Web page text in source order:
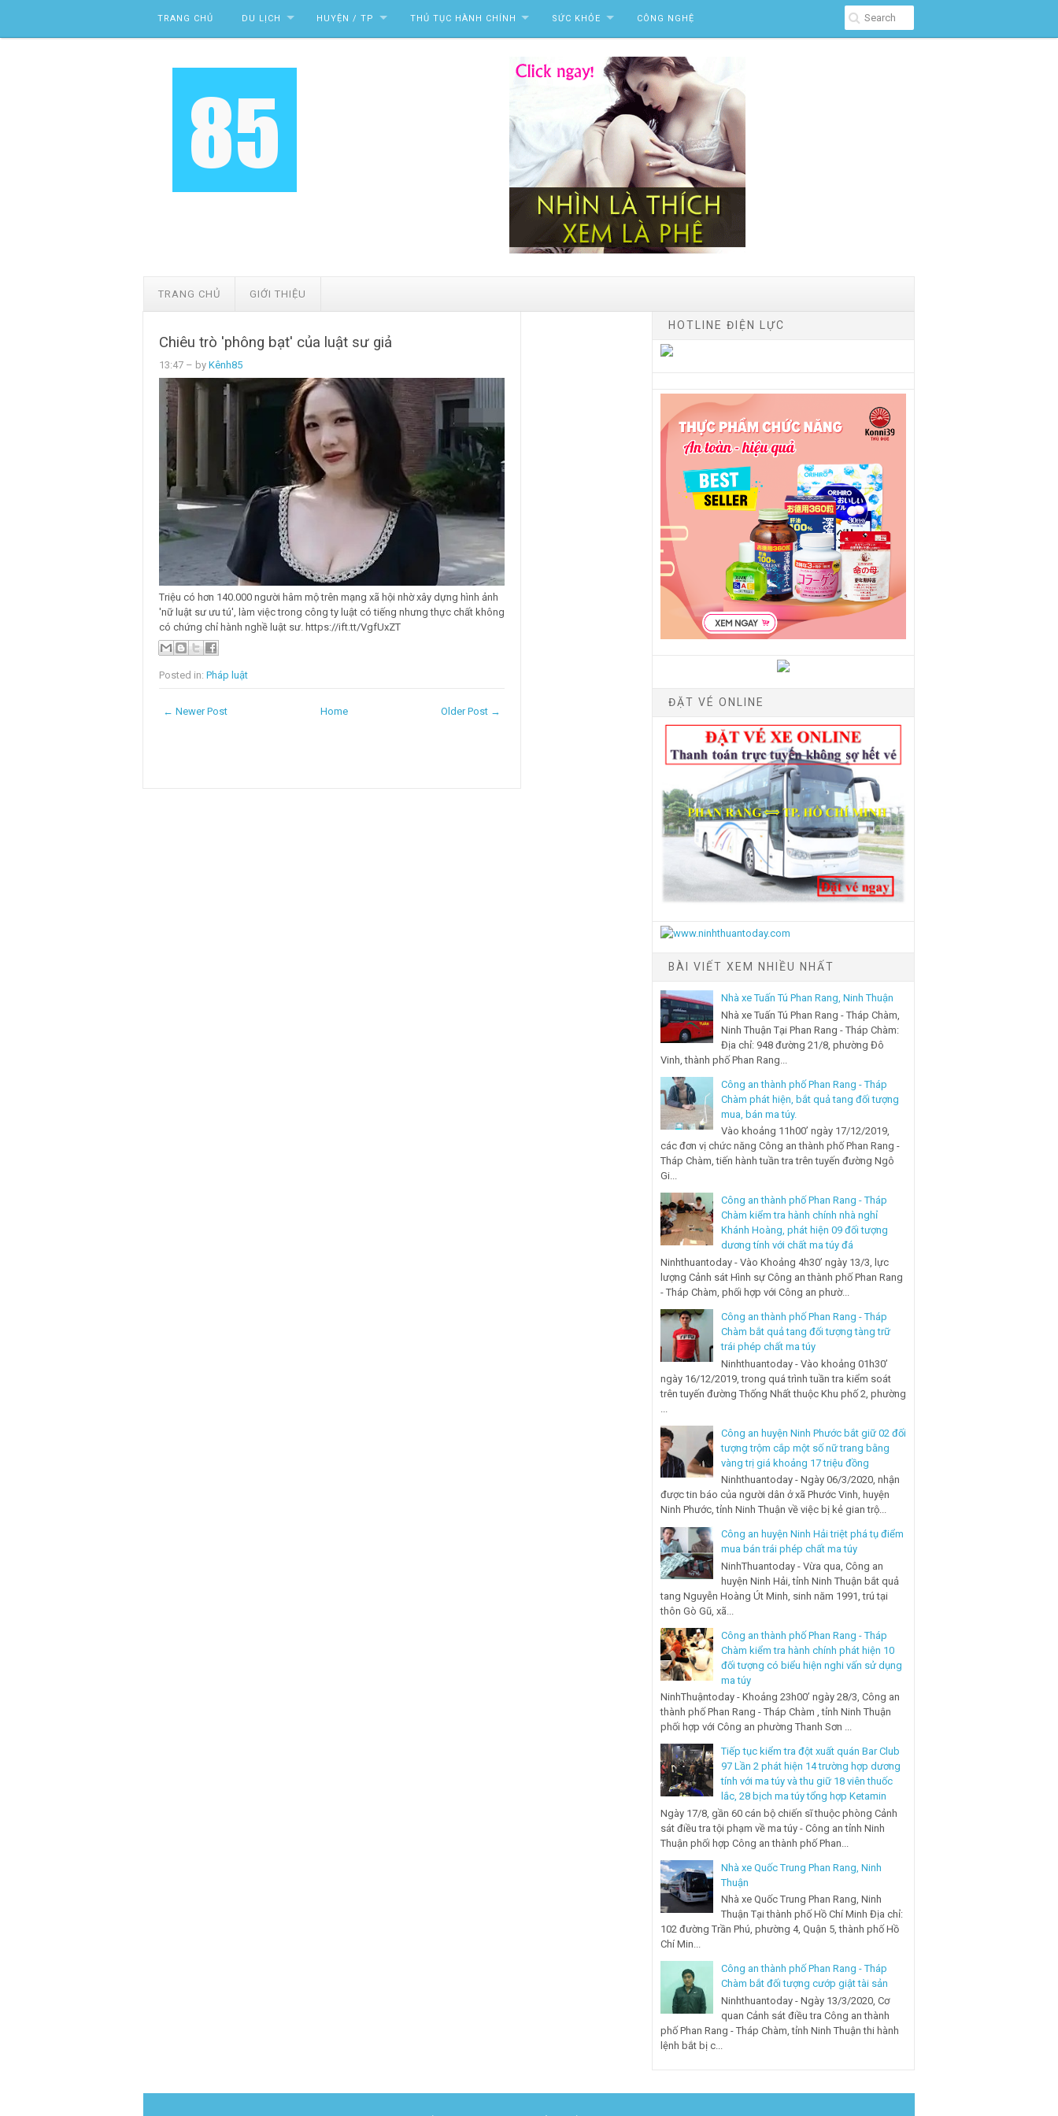
TRANG CHỦ DU LỊCH HUYỆN / TP THỦ TỤC HÀNH CHÍNH SỨC KHỎE CÔNG NGHỆ
TRANG CHỦ GIỚI THIỆU
Chiêu trò 'phông bạt' của luật sư giả
13:47 – by Kênh85
Triệu có hơn 140.000 người hâm mộ trên mạng xã hội nhờ xây dựng hình ảnh
'nữ luật sư ưu tú', làm việc trong công ty luật có tiếng nhưng thực chất không
có chứng chỉ hành nghề luật sư. https://ift.tt/VgfUxZT
Posted in: Pháp luật
← Newer Post Older Post →
Home
HOTLINE ĐIỆN LỰC
ĐẶT VÉ ONLINE
BÀI VIẾT XEM NHIỀU NHẤT
Nhà xe Tuấn Tú Phan Rang, Ninh Thuận
Nhà xe Tuấn Tú Phan Rang - Tháp Chàm,
Ninh Thuận Tại Phan Rang - Tháp Chàm:
Địa chỉ: 948 đường 21/8, phường Đô
Vinh, thành phố Phan Rang...
Công an thành phố Phan Rang - Tháp
Chàm phát hiện, bắt quả tang đối tượng
mua, bán ma túy.
Vào khoảng 11h00’ ngày 17/12/2019,
các đơn vị chức năng Công an thành phố Phan Rang -
Tháp Chàm, tiến hành tuần tra trên tuyến đường Ngô
Gi...
Công an thành phố Phan Rang - Tháp
Chàm kiểm tra hành chính nhà nghỉ
Khánh Hoàng, phát hiện 09 đối tượng
dương tính với chất ma túy đá
Ninhthuantoday - Vào Khoảng 4h30’ ngày 13/3, lực
lượng Cảnh sát Hình sự Công an thành phố Phan Rang
- Tháp Chàm, phối hợp với Công an phườ...
Công an thành phố Phan Rang - Tháp
Chàm bắt quả tang đối tượng tàng trữ
trái phép chất ma túy
Ninhthuantoday - Vào khoảng 01h30’
ngày 16/12/2019, trong quá trình tuần tra kiểm soát
trên tuyến đường Thống Nhất thuộc Khu phố 2, phường
Công an huyện Ninh Phước bắt giữ 02 đối
tượng trộm cắp một số nữ trang bằng
vàng trị giá khoảng 17 triệu đồng
Ninhthuantoday - Ngày 06/3/2020, nhận
được tin báo của người dân ở xã Phước Vinh, huyện
Ninh Phước, tỉnh Ninh Thuận về việc bị kẻ gian trộ...
Công an huyện Ninh Hải triệt phá tụ điểm
mua bán trái phép chất ma túy
NinhThuantoday - Vừa qua, Công an
huyện Ninh Hải, tỉnh Ninh Thuận bắt quả
tang Nguyễn Hoàng Út Minh, sinh năm 1991, trú tại
thôn Gò Gũ, xã...
Công an thành phố Phan Rang - Tháp
Chàm kiểm tra hành chính phát hiện 10
đối tượng có biểu hiện nghi vấn sử dụng
ma túy
NinhThuậntoday - Khoảng 23h00’ ngày 28/3, Công an
thành phố Phan Rang - Tháp Chàm , tỉnh Ninh Thuận
phối hợp với Công an phường Thanh Sơn ...
Tiếp tục kiểm tra đột xuất quán Bar Club
97 Lần 2 phát hiện 14 trường hợp dương
tính với ma túy và thu giữ 18 viên thuốc
lắc, 28 bịch ma túy tổng hợp Ketamin
Ngày 17/8, gần 60 cán bộ chiến sĩ thuộc phòng Cảnh
sát điều tra tội phạm về ma túy - Công an tỉnh Ninh
Thuận phối hợp Công an thành phố Phan...
Nhà xe Quốc Trung Phan Rang, Ninh
Thuận
Nhà xe Quốc Trung Phan Rang, Ninh
Thuận Tại thành phố Hồ Chí Minh Địa chỉ:
102 đường Trần Phú, phường 4, Quận 5, thành phố Hồ
Chí Min...
Công an thành phố Phan Rang - Tháp
Chàm bắt đối tượng cướp giật tài sản
Ninhthuantoday - Ngày 13/3/2020, Cơ
quan Cảnh sát điều tra Công an thành
phố Phan Rang - Tháp Chàm, tỉnh Ninh Thuận thi hành
lệnh bắt bị c...